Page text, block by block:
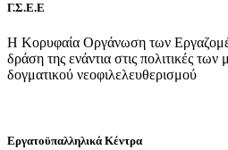
Γ.Σ.Ε.Ε
Η Κορυφαία Οργάνωση των
δράση της ενάντια στις πολιτικές των
δογματικού νεοφιλελευθερισμού
Εργατοϋπαλληλικά Κέντρα